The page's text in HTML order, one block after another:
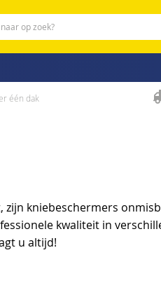
één dak
kniebeschermers
kwaliteit in
u altijd!